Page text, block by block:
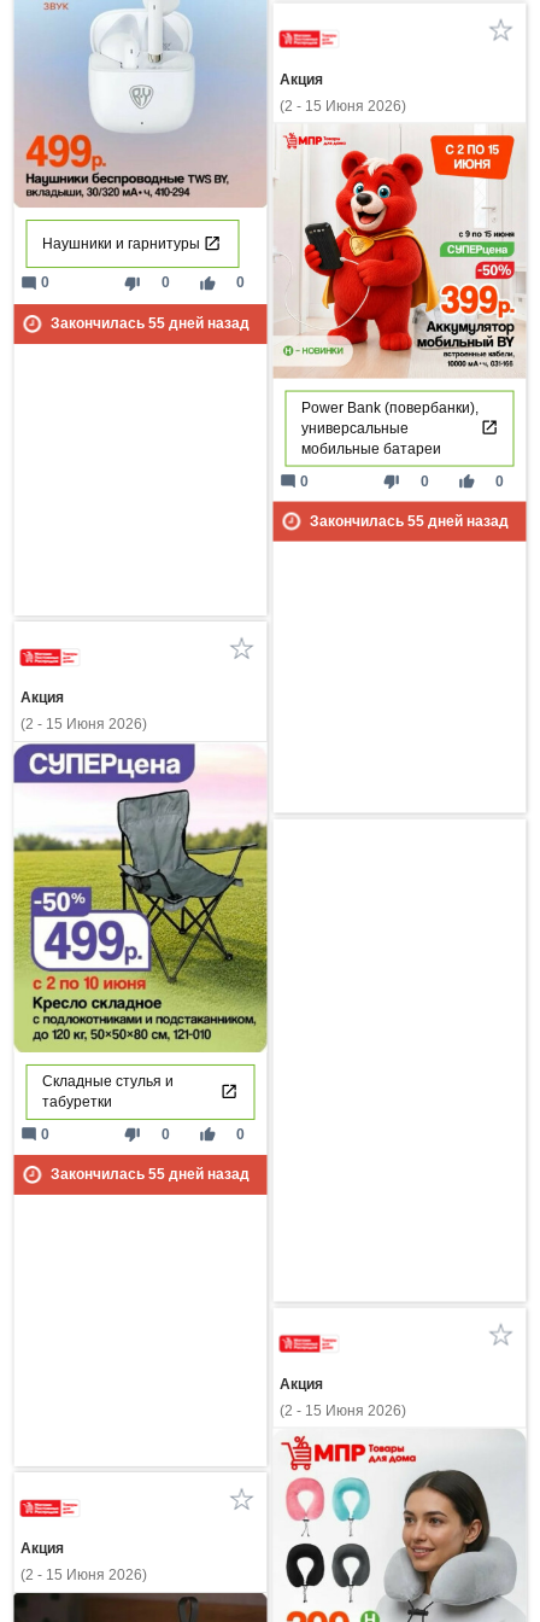
Наушники и гарнитуры
thumb_down 0 thumb_up 0
mode_comment 0
Закончилась 55дней назад
Акция
(2 - 15 Июня 2026)
Power Bank (повербанки),
универсальные
мобильные батареи
thumb_down 0 thumb_up 0
mode_comment 0
Закончилась 55дней назад
Акция
(2 - 15 Июня 2026)
Складные стулья и
табуретки
thumb_down 0 thumb_up 0
mode_comment 0
Закончилась 55дней назад
Акция
(2 - 15 Июня 2026)
Акция
(2 - 15 Июня 2026)